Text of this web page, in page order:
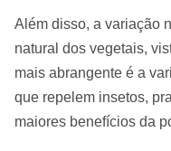
Além disso, a variação
natural dos vegetais,
mais abrangente é a
que repelem insetos,
maiores benefícios da